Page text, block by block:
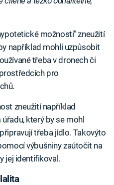
možnosti" zneužití
například mohli uzpůsobit
třeba v dronech či
pro
zneužití například
který by se mohl
třeba jídlo. Takovýto
výbušniny zaútočit na
jej identifikoval.